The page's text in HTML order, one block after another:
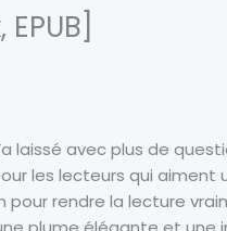
laissé avec plus de
les lecteurs qui
pour rendre la lecture